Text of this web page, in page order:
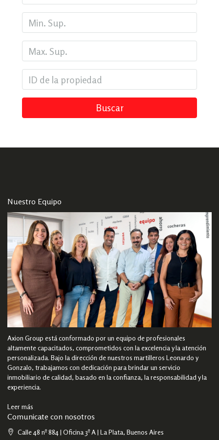
Buscar
Nuestro Equipo
Axion Group está conformado por un equipo de profesionales
altamente capacitados, comprometidos con la excelencia y la atención
personalizada. Bajo la dirección de nuestros martilleros Leonardo y
Gonzalo, trabajamos con dedicación para brindar un servicio
inmobiliario de calidad, basado en la confianza, la responsabilidad y la
experiencia.
Leer más
Comunicate con nosotros
Calle 48 nº 884 | Oficina 3º A | La Plata, Buenos Aires